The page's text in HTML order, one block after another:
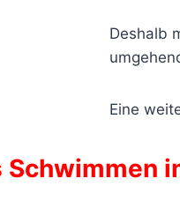
Deshalb
Eine